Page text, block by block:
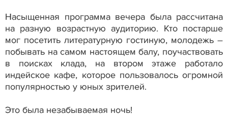
Насыщенная программа вечера была рассчитана
на разную возрастную аудиторию. Кто постарше
мог посетить литературную гостиную, молодежь –
побывать на самом настоящем балу, поучаствовать
в поисках клада, на втором этаже работало
индейское кафе, которое пользовалось огромной
популярностью у юных зрителей.
Это была незабываемая ночь!